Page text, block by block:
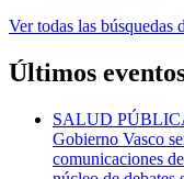
Ver todas las búsquedas
Últimos
SALUD
Gobierno Vasco
comunicaciones